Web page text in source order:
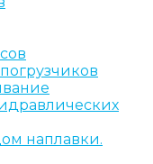
наплавки.